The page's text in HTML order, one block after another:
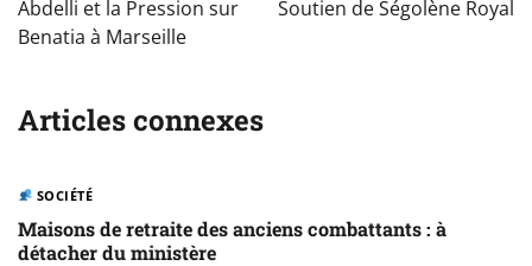
Abdelli et la Pression sur
Benatia à Marseille
Soutien de Ségolène Royal
Articles connexes
SOCIÉTÉ
Maisons de retraite des anciens combattants : à
détacher du ministère